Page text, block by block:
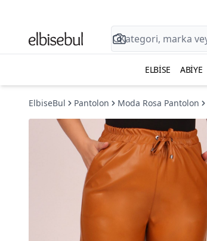
ELBISE ABIYE
ElbiseBul Pantolon Moda Rosa Pantolon